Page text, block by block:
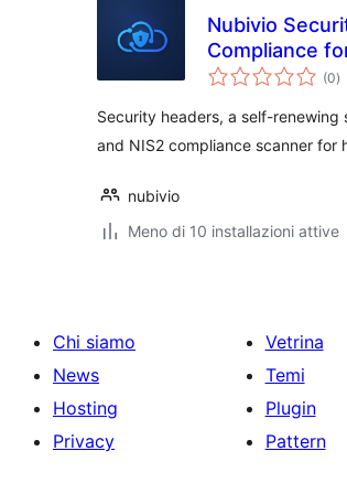
Nubivio
Compliance
(0)
Security headers, a self-renewing
and NIS2 compliance scanner for
nubivio
Meno di 10 installazioni attive
Chi siamo
News
Hosting
Privacy
Vetrina
Temi
Plugin
Pattern